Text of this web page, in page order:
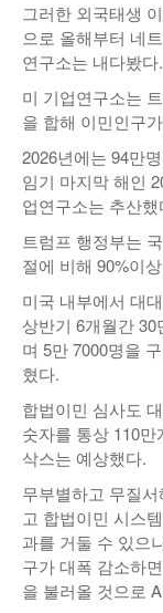
그러한 외국태생
으로 올해부터 네
연구소는 내다봤다.
미 기업연구소는
을 합해 이민인구
2026년에는 94만
임기 마지막 해인
업연구소는 추산했
트럼프 행정부는
절에 비해 90%이
미국 내부에서 대
상반기 6개월간
며 5만 7000명을
혔다.
합법이민 심사도
숫자를 통상 110
삭스는 예상했다.
무부별하고 무질
고 합법이민 시스
과를 거둘 수 있으
구가 대폭 감소하
을 불러올 것으로